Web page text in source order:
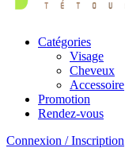
Catégories
Visage
Cheveux
Accessoire
Promotion
Rendez-vous
Connexion / Inscription